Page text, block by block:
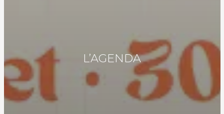
L’AGENDA